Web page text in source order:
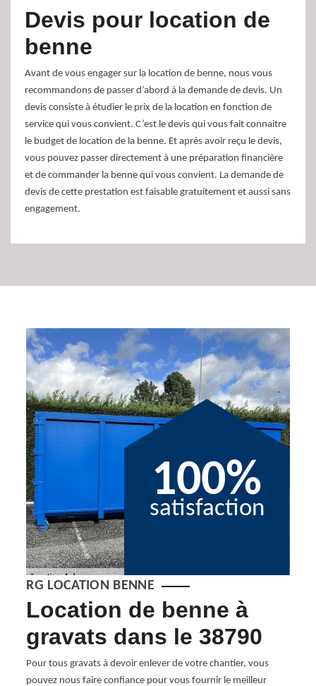
Devis pour location de
benne
Avant de vous engager sur la location de benne, nous vous
recommandons de passer d’abord à la demande de devis. Un
devis consiste à étudier le prix de la location en fonction de
service qui vous convient. C’est le devis qui vous fait connaitre
le budget de location de la benne. Et après avoir reçu le devis,
vous pouvez passer directement à une préparation financière
et de commander la benne qui vous convient. La demande de
devis de cette prestation est faisable gratuitement et aussi sans
engagement.
100%
satisfaction
RG LOCATION BENNE
Location de benne à
gravats dans le 38790
Pour tous gravats à devoir enlever de votre chantier, vous
pouvez nous faire confiance pour vous fournir le meilleur